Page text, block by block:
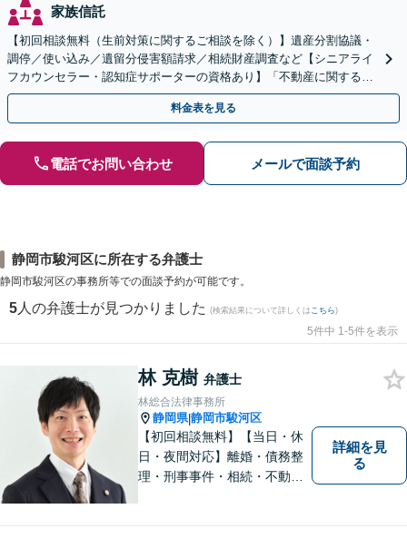
家族信託
【初回相談無料（生前対策に関するご相談を除く）】遺産分割協議・
調停／使い込み／遺留分侵害額請求／相続財産調査など【シニアライ
フカウンセラー・認知症サポーターの資格あり】「不動産に関する相
続もお任せください」【当日・夜間相談可（要相談）】
料金表を見る
電話でお問い合わせ メールで面談予約
静岡市駿河区に所在する弁護士
静岡市駿河区の事務所等での面談予約が可能です。
5 人の弁護士が見つかりました (検索結果について詳しくは こちら)
5件中 1-5件を表示
林 克樹 弁護士
林総合法律事務所
静岡県|静岡市駿河区
【初回相談無料】【当日・休
日・夜間対応】離婚・債務整
理・刑事事件・相続・不動産
詳細を見
る